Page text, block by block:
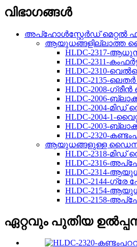
വിഭാഗങ്ങൾ
അപ്ഹോൾസ്റ്റേർഡ് മെറ്റൽ
ആയുധങ്ങളില്ലാത്ത
HLDC-2317-
HLDC-2311-
HLDC-2310-
HLDC-2135-
HLDC-2008-
HLDC-2006-
HLDC-2004-
HLDC-2004-1-
HLDC-2003-
HLDC-2320-
ആയുധങ്ങളുള്ള
HLDC-2318-
HLDC-2316-
HLDC-2314-
HLDC-2144-
HLDC-2154-
HLDC-2158-
ഏറ്റവും പുതിയ